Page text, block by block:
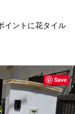
イントに花タイル
Save